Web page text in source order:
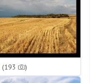
(193 )